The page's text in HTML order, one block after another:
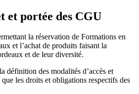
et portée des CGU
la réservation de Formations en
et l’achat de produits faisant la
et de leur diversité.
définition des modalités d’accès et
les droits et obligations respectifs des